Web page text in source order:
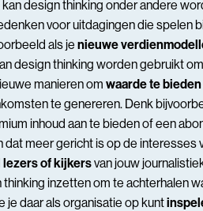
design thinking onder andere
voor uitdagingen die spelen
als je nieuwe
design thinking worden gebruikt
manieren om waarde te bieden
te genereren. Denk
inhoud aan te bieden of een
meer gericht is op de interesses
lezers of kijkersvan jouw
thinking inzetten om te achterhalen
je daar als organisatie op kunt